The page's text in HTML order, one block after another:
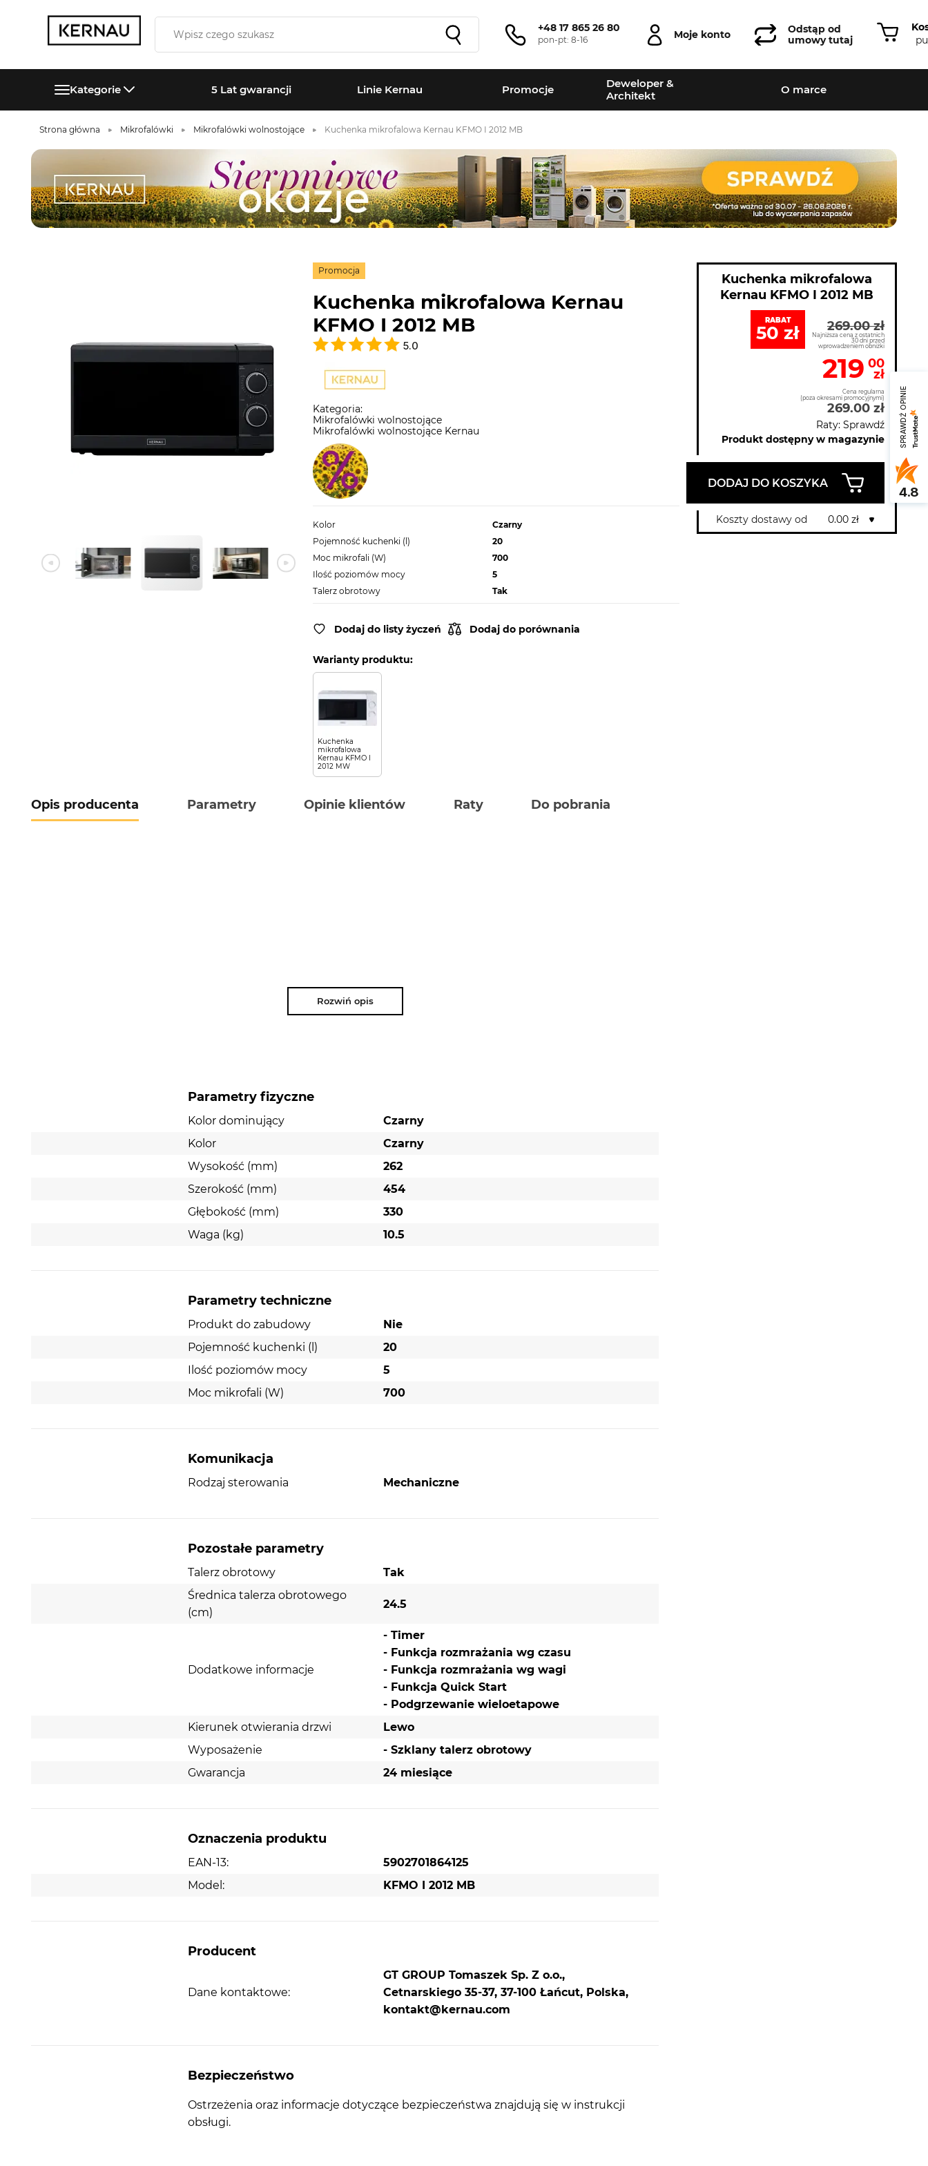
+48 17 865 26 80
pon-pt: 8-16 Moje konto
Odstąp od
umowy tutaj
Kategorie 5 Lat gwarancji Linie Kernau Promocje
Deweloper &
Architekt
O marce
Strona główna Mikrofalówki Mikrofalówki wolnostojące Kuchenka mikrofalowa Kernau KFMO I 2012 MB
Promocja
Kuchenka mikrofalowa Kernau
KFMO I 2012 MB
5.0
Kategoria:
Mikrofalówki wolnostojące
Mikrofalówki wolnostojące Kernau
Kolor
Czarny
Pojemność kuchenki (l)
20
Moc mikrofali (W)
700
Ilość poziomów mocy
5
Talerz obrotowy
Tak
Dodaj do listy życzeń Dodaj do porównania
Warianty produktu:
Kuchenka
mikrofalowa
Kernau KFMO I
2012 MW
Kuchenka mikrofalowa
Kernau KFMO I 2012 MB
RABAT
50 zł 269.00 zł
Najniższa cena z ostatnich
30 dni przed
wprowadzeniem obniżki
219 00
zł
Cena regularna
(poza okresami promocyjnymi)
269.00 zł
Raty: Sprawdź
Produkt dostępny w magazynie
DODAJ DO KOSZYKA
Koszty dostawy od 0.00 zł
Opis producenta Parametry Opinie klientów Raty Do pobrania
Rozwiń opis
Parametry fizyczne
Kolor dominujący
Czarny
Kolor
Czarny
Wysokość (mm)
262
Szerokość (mm)
454
Głębokość (mm)
330
Waga (kg)
10.5
Parametry techniczne
Produkt do zabudowy
Nie
Pojemność kuchenki (l)
20
Ilość poziomów mocy
5
Moc mikrofali (W)
700
Komunikacja
Rodzaj sterowania Mechaniczne
Pozostałe parametry
Talerz obrotowy
Tak
Średnica talerza obrotowego
(cm)
24.5
Dodatkowe informacje
- Timer
- Funkcja rozmrażania wg czasu
- Funkcja rozmrażania wg wagi
- Funkcja Quick Start
- Podgrzewanie wieloetapowe
Kierunek otwierania drzwi
Lewo
Wyposażenie
- Szklany talerz obrotowy
Gwarancja
24 miesiące
Oznaczenia produktu
EAN-13:
5902701864125
Model:
KFMO I 2012 MB
Producent
Dane kontaktowe:
GT GROUP Tomaszek Sp. Z o.o.,
Cetnarskiego 35-37, 37-100 Łańcut, Polska,
kontakt@kernau.com
Bezpieczeństwo
Ostrzeżenia oraz informacje dotyczące bezpieczeństwa znajdują się w instrukcji
obsługi.
SPRAWDŹ OPINIE
4.8